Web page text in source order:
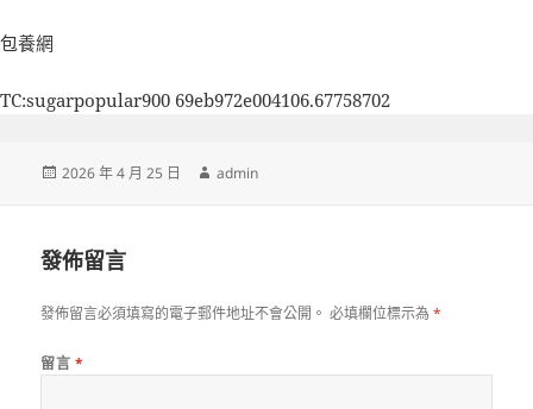
包養網
TC:sugarpopular900 69eb972e004106.67758702
發
2026 年 4 月 25 日
作
admin
發佈留言
發佈留言必須填寫的電子郵件地址不會公開。 必填欄位標示為*
留言 *